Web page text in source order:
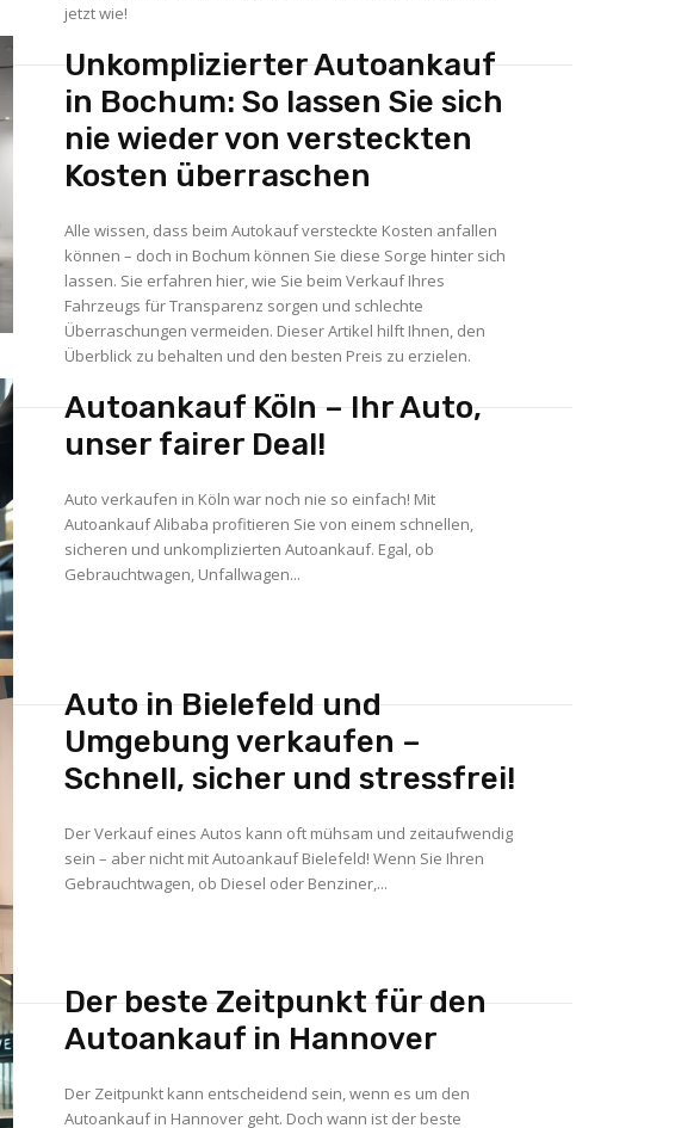
jetzt wie!
Unkomplizierter Autoankauf
in Bochum: So lassen Sie sich
nie wieder von versteckten
Kosten überraschen
Alle wissen, dass beim Autokauf versteckte Kosten anfallen
können – doch in Bochum können Sie diese Sorge hinter sich
lassen. Sie erfahren hier, wie Sie beim Verkauf Ihres
Fahrzeugs für Transparenz sorgen und schlechte
Überraschungen vermeiden. Dieser Artikel hilft Ihnen, den
Überblick zu behalten und den besten Preis zu erzielen.
Autoankauf Köln – Ihr Auto,
unser fairer Deal!
Auto verkaufen in Köln war noch nie so einfach! Mit
Autoankauf Alibaba profitieren Sie von einem schnellen,
sicheren und unkomplizierten Autoankauf. Egal, ob
Gebrauchtwagen, Unfallwagen...
Auto in Bielefeld und
Umgebung verkaufen –
Schnell, sicher und stressfrei!
Der Verkauf eines Autos kann oft mühsam und zeitaufwendig
sein – aber nicht mit Autoankauf Bielefeld! Wenn Sie Ihren
Gebrauchtwagen, ob Diesel oder Benziner,...
Der beste Zeitpunkt für den
Autoankauf in Hannover
Der Zeitpunkt kann entscheidend sein, wenn es um den
Autoankauf in Hannover geht. Doch wann ist der beste